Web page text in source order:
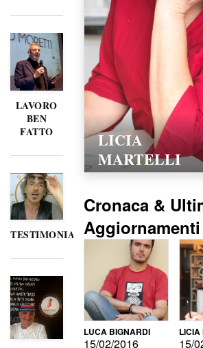
LAVORO
BEN
FATTO
TESTIMONIANZE
LICIA
MARTELLI
Cronaca &
Aggiornamenti
LUCA BIGNARDI
15/02/2016
LICIA
15/